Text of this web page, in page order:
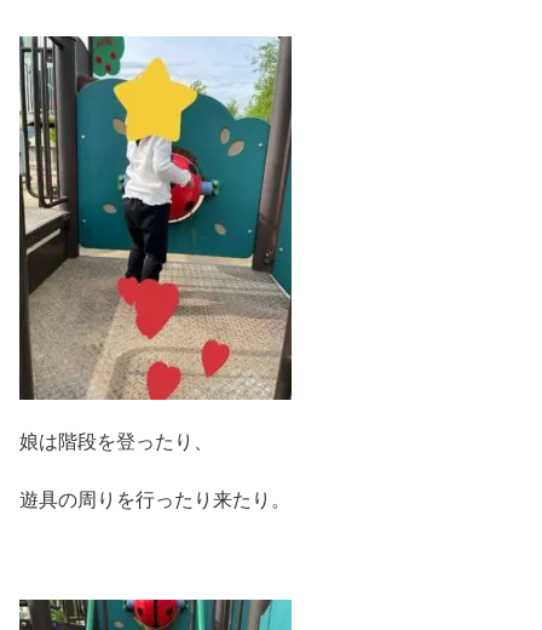
娘は階段を登ったり、
遊具の周りを行ったり来たり。